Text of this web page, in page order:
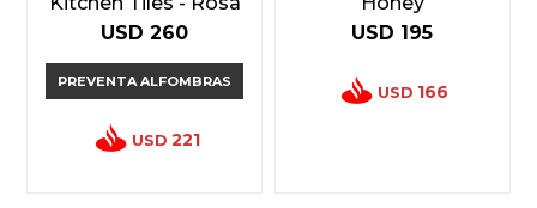
USD 260
PREVENTA ALFOMBRAS
USD 221
USD 195
USD 166